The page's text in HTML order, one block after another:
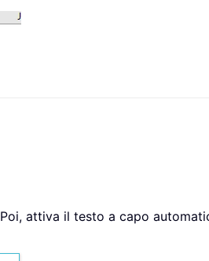
attiva il testo a capo